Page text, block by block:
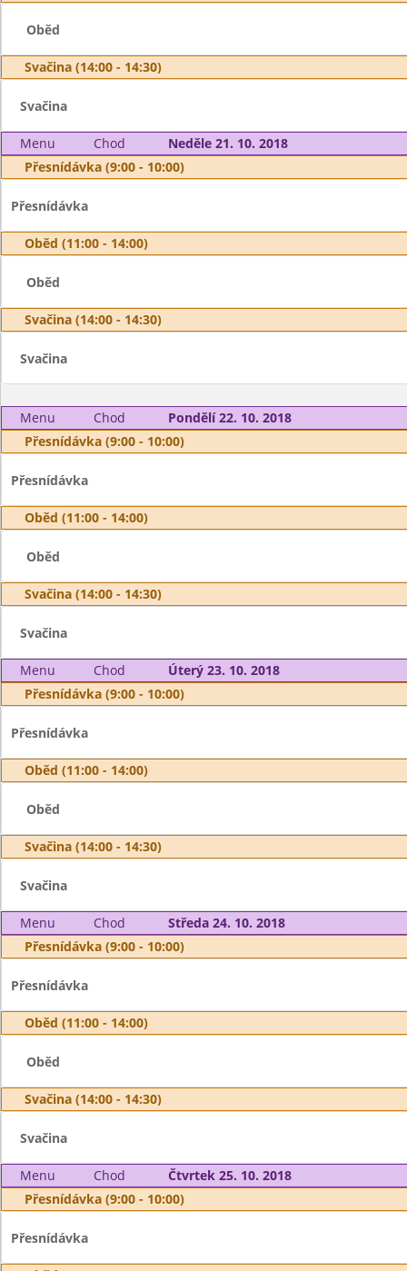
Oběd
Svačina (14:00 - 14:30)
Svačina
Menu Chod
Neděle 21. 10. 2018
Přesnídávka (9:00 - 10:00)
Přesnídávka
Oběd (11:00 - 14:00)
Oběd
Svačina (14:00 - 14:30)
Svačina
Menu Chod
Pondělí 22. 10. 2018
Přesnídávka (9:00 - 10:00)
Přesnídávka
Oběd (11:00 - 14:00)
Oběd
Svačina (14:00 - 14:30)
Svačina
Menu Chod
Úterý 23. 10. 2018
Přesnídávka (9:00 - 10:00)
Přesnídávka
Oběd (11:00 - 14:00)
Oběd
Svačina (14:00 - 14:30)
Svačina
Menu Chod
Středa 24. 10. 2018
Přesnídávka (9:00 - 10:00)
Přesnídávka
Oběd (11:00 - 14:00)
Oběd
Svačina (14:00 - 14:30)
Svačina
Menu Chod
Čtvrtek 25. 10. 2018
Přesnídávka (9:00 - 10:00)
Přesnídávka